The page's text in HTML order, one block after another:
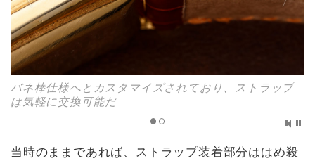
バネ棒仕様へとカスタマイズされており、ストラップ
は気軽に交換可能だ
当時のままであれば、ストラップ装着部分ははめ殺